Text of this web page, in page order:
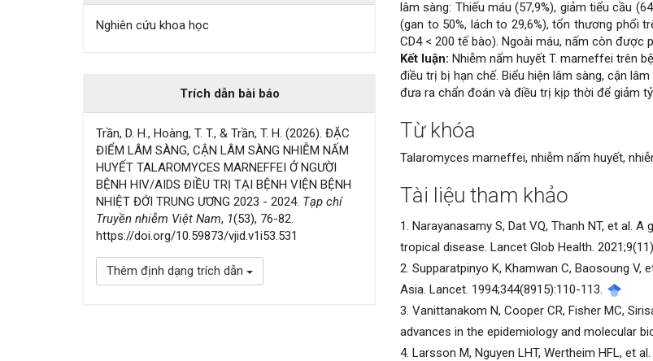
Nghiên cứu khoa học
Trích dẫn bài báo
Trần, D. H., Hoàng, T. T., & Trần, T. H. (2026). ĐẶC
ĐIỂM LÂM SÀNG, CẬN LÂM SÀNG NHIỄM NẤM
HUYẾT TALAROMYCES MARNEFFEI Ở NGƯỜI
BỆNH HIV/AIDS ĐIỀU TRỊ TẠI BỆNH VIỆN BỆNH
NHIỆT ĐỚI TRUNG ƯƠNG 2023 - 2024. Tạp chí
Truyền nhiễm Việt Nam, 1(53), 76-82.
https://doi.org/10.59873/vjid.v1i53.531
Thêm định dạng trích dẫn
bài
viết
lâm sàng: Thiếu máu (57,9%), giảm tiểu cầu
(gan to 50%, lách to 29,6%), tổn thương phổi
CD4 < 200 tế bào). Ngoài máu, nấm còn được
Kết luận: Nhiễm nấm huyết T. marneffei trên
điều trị bị hạn chế. Biểu hiện lâm sàng, cận
đưa ra chẩn đoán và điều trị kịp thời để giảm
Chi
tiết
bài
viết
Từ khóa
Talaromyces marneffei, nhiễm nấm huyết,
Tài liệu tham khảo
1. Narayanasamy S, Dat VQ, Thanh NT, et al.
tropical disease. Lancet Glob Health.
2. Supparatpinyo K, Khamwan C, Baosoung
Asia. Lancet. 1994;344(8915):110-113.
3. Vanittanakom N, Cooper CR, Fisher MC,
advances in the epidemiology and molecular
4. Larsson M, Nguyen LHT, Wertheim HFL, et